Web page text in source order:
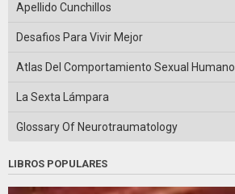
Apellido Cunchillos
Desafios Para Vivir Mejor
Atlas Del Comportamiento Sexual Humano
La Sexta Lámpara
Glossary Of Neurotraumatology
LIBROS POPULARES